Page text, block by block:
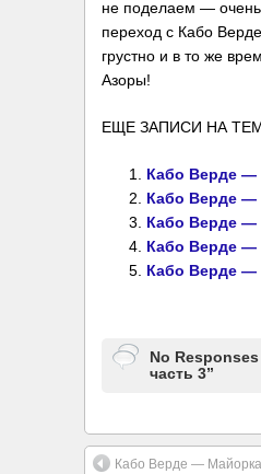
не поделаем —
переход с Кабо
грустно и в то же
Азоры!
ЕЩЕ ЗАПИСИ НА
Кабо Верде —
Кабо Верде —
Кабо Верде —
Кабо Верде —
Кабо Верде —
No
часть 3”
Кабо Верде —